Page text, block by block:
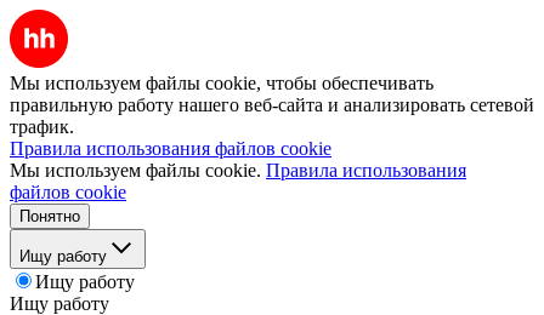
Мы используем файлы cookie, чтобы обеспечивать
правильную работу нашего веб-сайта и анализировать сетевой
трафик.
Правила использования файлов cookie
Мы используем файлы cookie. Правила использования
файлов cookie
Понятно
Ищу работу
Ищу работу
Ищу работу